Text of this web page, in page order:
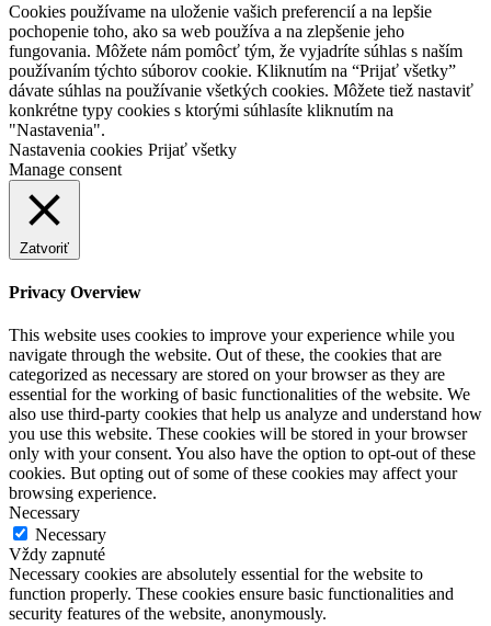
Cookies používame na uloženie vašich preferencií a na lepšie
pochopenie toho, ako sa web používa a na zlepšenie jeho
fungovania. Môžete nám pomôcť tým, že vyjadríte súhlas s naším
používaním týchto súborov cookie. Kliknutím na “Prijať všetky”
dávate súhlas na používanie všetkých cookies. Môžete tiež nastaviť
konkrétne typy cookies s ktorými súhlasíte kliknutím na
"Nastavenia".
Nastavenia cookies Prijať všetky
Manage consent
Zatvoriť
Privacy Overview
This website uses cookies to improve your experience while you
navigate through the website. Out of these, the cookies that are
categorized as necessary are stored on your browser as they are
essential for the working of basic functionalities of the website. We
also use third-party cookies that help us analyze and understand how
you use this website. These cookies will be stored in your browser
only with your consent. You also have the option to opt-out of these
cookies. But opting out of some of these cookies may affect your
browsing experience.
Necessary
Necessary
Vždy zapnuté
Necessary cookies are absolutely essential for the website to
function properly. These cookies ensure basic functionalities and
security features of the website, anonymously.